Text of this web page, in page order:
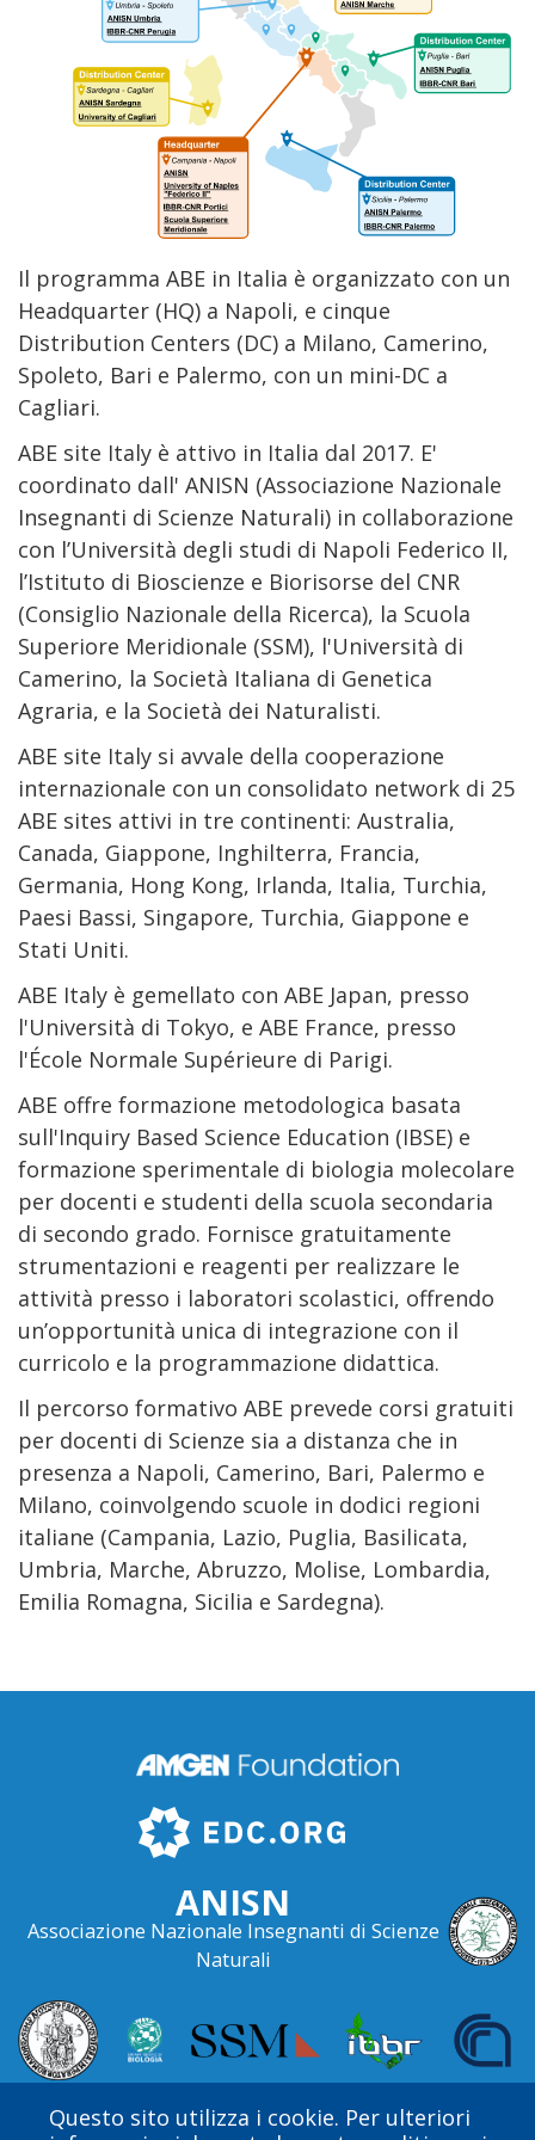
Il programma ABE in Italia è organizzato con un
Headquarter (HQ) a Napoli, e cinque
Distribution Centers (DC) a Milano, Camerino,
Spoleto, Bari e Palermo, con un mini-DC a
Cagliari.
ABE site Italy è attivo in Italia dal 2017. E'
coordinato dall' ANISN (Associazione Nazionale
Insegnanti di Scienze Naturali) in collaborazione
con l’Università degli studi di Napoli Federico II,
l’Istituto di Bioscienze e Biorisorse del CNR
(Consiglio Nazionale della Ricerca), la Scuola
Superiore Meridionale (SSM), l'Università di
Camerino, la Società Italiana di Genetica
Agraria, e la Società dei Naturalisti.
ABE site Italy si avvale della cooperazione
internazionale con un consolidato network di 25
ABE sites attivi in tre continenti: Australia,
Canada, Giappone, Inghilterra, Francia,
Germania, Hong Kong, Irlanda, Italia, Turchia,
Paesi Bassi, Singapore, Turchia, Giappone e
Stati Uniti.
ABE Italy è gemellato con ABE Japan, presso
l'Università di Tokyo, e ABE France, presso
l'École Normale Supérieure di Parigi.
ABE offre formazione metodologica basata
sull'Inquiry Based Science Education (IBSE) e
formazione sperimentale di biologia molecolare
per docenti e studenti della scuola secondaria
di secondo grado. Fornisce gratuitamente
strumentazioni e reagenti per realizzare le
attività presso i laboratori scolastici, offrendo
un’opportunità unica di integrazione con il
curricolo e la programmazione didattica.
Il percorso formativo ABE prevede corsi gratuiti
per docenti di Scienze sia a distanza che in
presenza a Napoli, Camerino, Bari, Palermo e
Milano, coinvolgendo scuole in dodici regioni
italiane (Campania, Lazio, Puglia, Basilicata,
Umbria, Marche, Abruzzo, Molise, Lombardia,
Emilia Romagna, Sicilia e Sardegna).
Questo sito utilizza i cookie. Per ulteriori
ANISN
Associazione Nazionale Insegnanti di Scienze
Naturali